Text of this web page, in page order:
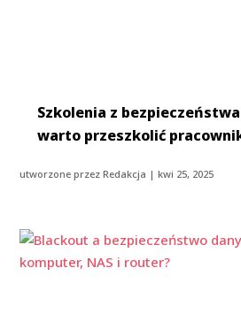
Szkolenia z
warto przeszkolić
utworzone przezRedakcja |kwi 25, 2025